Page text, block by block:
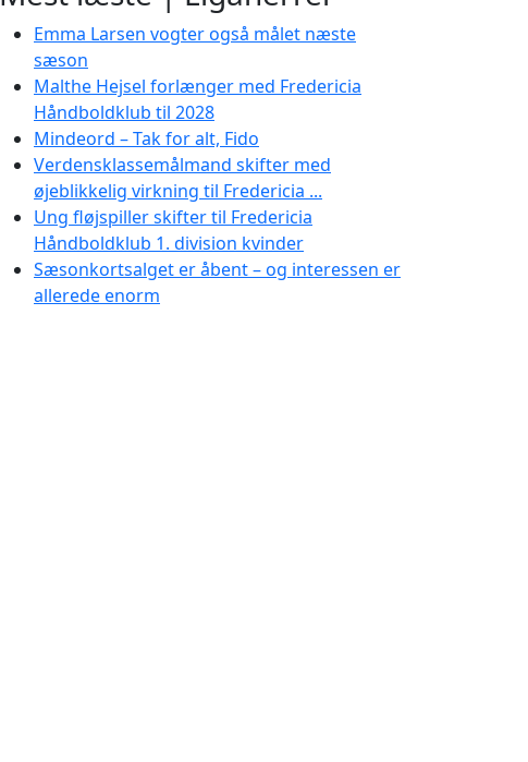
Emma Larsen vogter også målet næste
sæson
Malthe Hejsel forlænger med Fredericia
Håndboldklub til 2028
Mindeord – Tak for alt, Fido
Verdensklassemålmand skifter med
øjeblikkelig virkning til Fredericia ...
Ung fløjspiller skifter til Fredericia
Håndboldklub 1. division kvinder
Sæsonkortsalget er åbent – og interessen er
allerede enorm